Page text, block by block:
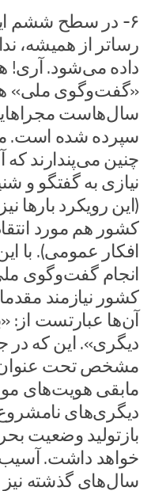
۶- در سطح ششم
رساتر از همیشه،
داده می‌شود. آری!
«گفت‌وگوی ملی»
سال‌هاست
سپرده شده است.
چنین می‌پندارند که
نیازی به گفتگو و
(این رویکرد بار‌ها
کشور هم مورد
افکار عمومی). با
انجام گفت‌وگوی
کشور نیازمند
آن‌ها عبارتست
دیگری». این که در
مشخص تحت عنوان
مابقی هویت‌های
دیگری‌های نامشروع
بازتولید وضعیت
خواهد داشت.
سال‌های گذشته نیز